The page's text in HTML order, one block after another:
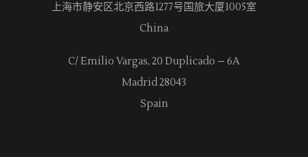
上海市静安区北京西路1277号国旅大厦1005室
China
C/ Emilio Vargas, 20 Duplicado – 6A
Madrid 28043
Spain